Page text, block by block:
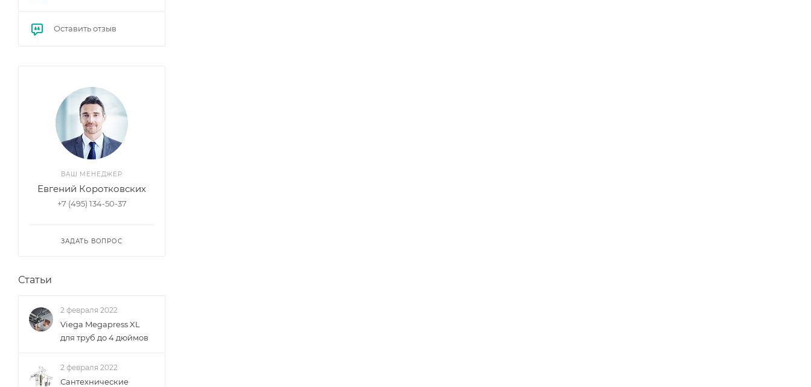
Оставить отзыв
ВАШ МЕНЕДЖЕР
Евгений Коротковских
+7 (495) 134-50-37
ЗАДАТЬ ВОПРОС
Статьи
2 февраля 2022
Viega Megapress XL
для труб до 4 дюймов
2 февраля 2022
Сантехнические